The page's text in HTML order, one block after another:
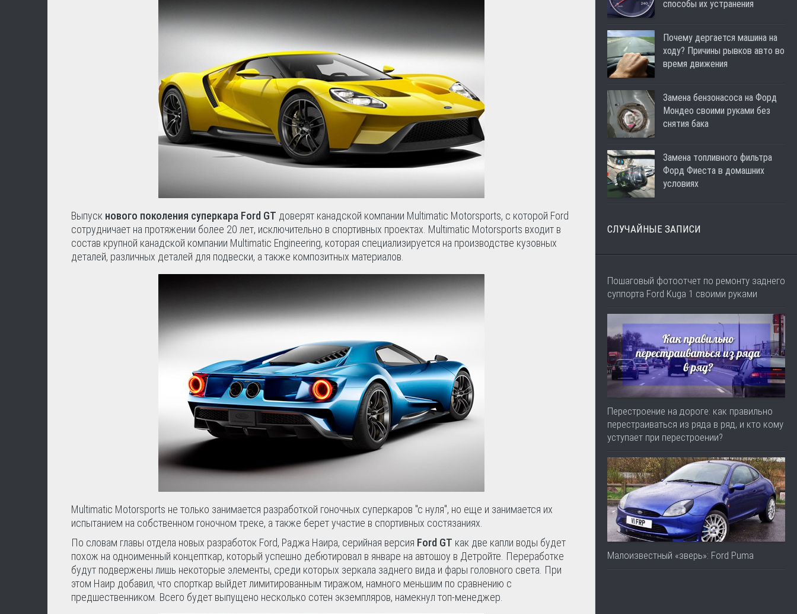
Выпуск нового поколения суперкара Ford GT доверят канадской компании Multimatic Motorsports, с которой Ford
сотрудничает на протяжении более 20 лет, исключительно в спортивных проектах. Multimatic Motorsports входит в
состав крупной канадской компании Multimatic Engineering, которая специализируется на производстве кузовных
деталей, различных деталей для подвески, а также композитных материалов.
Multimatic Motorsports не только занимается разработкой гоночных суперкаров "с нуля", но еще и занимается их
испытанием на собственном гоночном треке, а также берет участие в спортивных состязаниях.
По словам главы отдела новых разработок Ford, Раджа Наира, серийная версия Ford GT как две капли воды будет
похож на одноименный концепткар, который успешно дебютировал в январе на автошоу в Детройте. Переработке
будут подвержены лишь некоторые элементы, среди которых зеркала заднего вида и фары головного света. При
этом Наир добавил, что спорткар выйдет лимитированным тиражом, намного меньшим по сравнению с
предшественником. Всего будет выпущено несколько сотен экземпляров, намекнул топ-менеджер.
способы их устранения
Почему дергается машина на
ходу? Причины рывков авто во
время движения
Замена бензонасоса на Форд
Мондео своими руками без
снятия бака
Замена топливного фильтра
Форд Фиеста в домашних
условиях
СЛУЧАЙНЫЕ ЗАПИСИ
Пошаговый фотоотчет по ремонту заднего
суппорта Ford Kuga 1 своими руками
Перестроение на дороге: как правильно
перестраиваться из ряда в ряд, и кто кому
уступает при перестроении?
Малоизвестный «зверь»: Ford Puma